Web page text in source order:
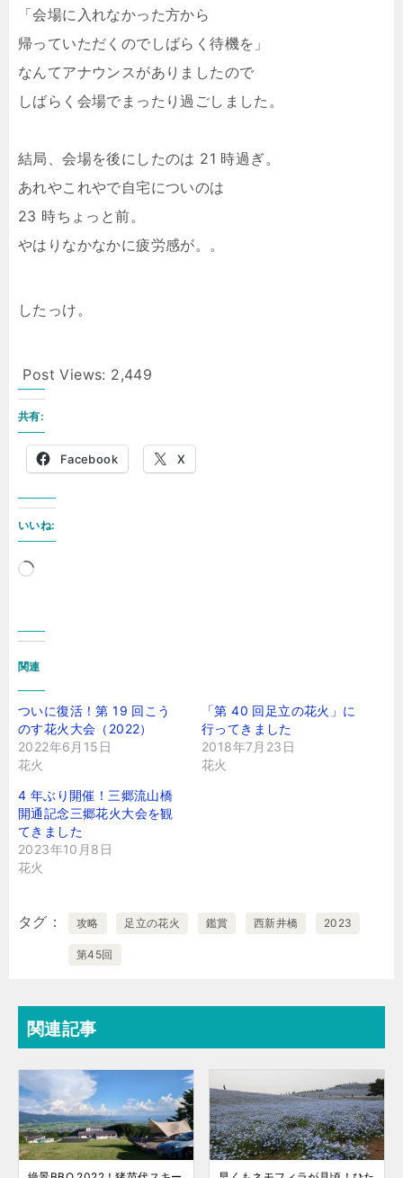
「会場に入れなかった方から
帰っていただくのでしばらく待機を」
なんてアナウンスがありましたので
しばらく会場でまったり過ごしました。
結局、会場を後にしたのは 21 時過ぎ。
あれやこれやで自宅についのは
23 時ちょっと前。
やはりなかなかに疲労感が。。
したっけ。
Post Views: 2,449
共有:
Facebook X
いいね:
読
関連
ついに復活！第 19 回こう
のす花火大会（2022）
2022年6月15日
花火
「第 40 回足立の花火」に
行ってきました
2018年7月23日
花火
4 年ぶり開催！三郷流山橋
開通記念三郷花火大会を観
てきました
2023年10月8日
花火
タグ 攻略 足立の花火 鑑賞 西新井橋 2023
第45回
関連記事